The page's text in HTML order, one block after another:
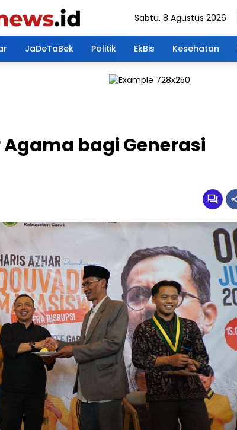
Sabtu, 8 Agustus 2026
JaDeTaBek Politik EkBis Kesehatan
bagi Generasi